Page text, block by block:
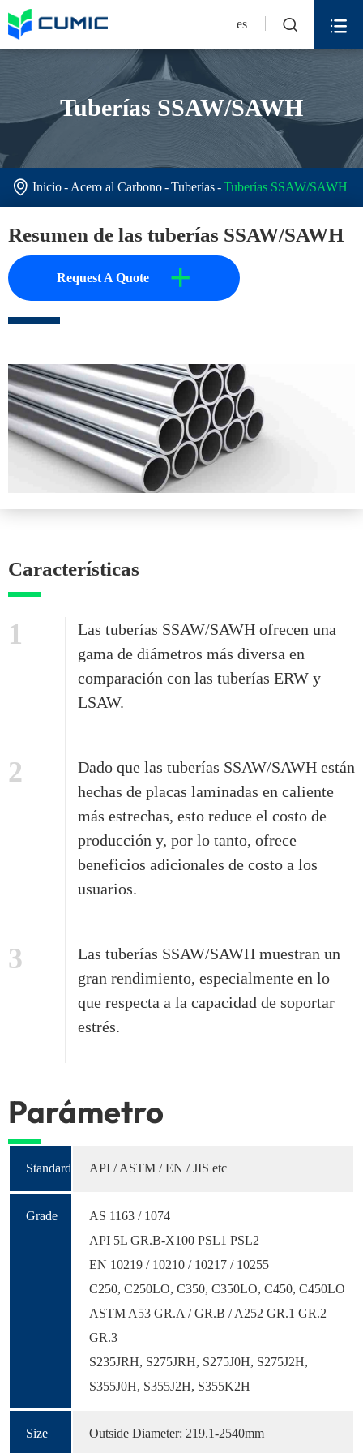
es  
Tuberías SSAW/SAWH
 Inicio Acero al Carbono Tuberías Tuberías SSAW/SAWH
Resumen de las tuberías SSAW/SAWH
Request A Quote +
Características
1
Las tuberías SSAW/SAWH ofrecen una
gama de diámetros más diversa en
comparación con las tuberías ERW y
LSAW.
2
Dado que las tuberías SSAW/SAWH están
hechas de placas laminadas en caliente
más estrechas, esto reduce el costo de
producción y, por lo tanto, ofrece
beneficios adicionales de costo a los
usuarios.
3
Las tuberías SSAW/SAWH muestran un
gran rendimiento, especialmente en lo
que respecta a la capacidad de soportar
estrés.
Parámetro
Standard API / ASTM / EN / JIS etc
Grade
AS 1163 / 1074
API 5L GR.B-X100 PSL1 PSL2
EN 10219 / 10210 / 10217 / 10255
C250, C250LO, C350, C350LO, C450, C450LO
ASTM A53 GR.A / GR.B / A252 GR.1 GR.2
GR.3
S235JRH, S275JRH, S275J0H, S275J2H,
S355J0H, S355J2H, S355K2H
Size
Outside Diameter: 219.1-2540mm